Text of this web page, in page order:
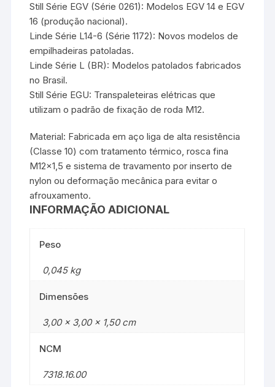
Still Série EGV (Série 0261): Modelos EGV 14 e EGV
16 (produção nacional).
Linde Série L14-6 (Série 1172): Novos modelos de
empilhadeiras patoladas.
Linde Série L (BR): Modelos patolados fabricados
no Brasil.
Still Série EGU: Transpaleteiras elétricas que
utilizam o padrão de fixação de roda M12.
Material: Fabricada em aço liga de alta resistência
(Classe 10) com tratamento térmico, rosca fina
M12x1,5 e sistema de travamento por inserto de
nylon ou deformação mecânica para evitar o
afrouxamento.
INFORMAÇÃO ADICIONAL
Peso
0,045 kg
Dimensões
3,00 × 3,00 × 1,50 cm
NCM
7318.16.00